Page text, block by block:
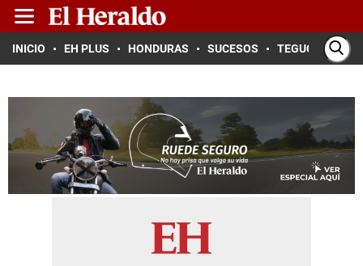
INICIO EH PLUS HONDURAS SUCESOS TEGUCIGALPA